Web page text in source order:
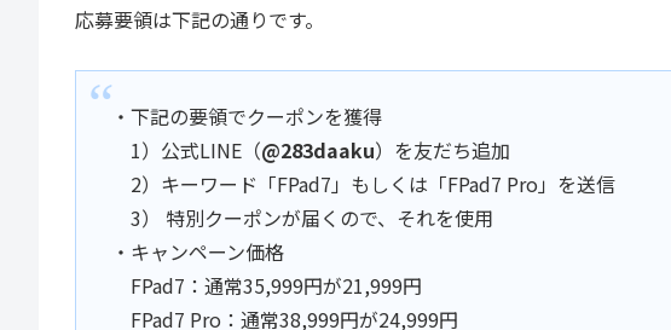
応募要領は下記の通りです。
・下記の要領でクーポンを獲得
1）公式LINE（@283daaku）を友だち追加
2）キーワード「FPad7」もしくは「FPad7 Pro」を送信
3） 特別クーポンが届くので、それを使用
・キャンペーン価格
FPad7：通常35,999円が21,999円
FPad7 Pro：通常38,999円が24,999円